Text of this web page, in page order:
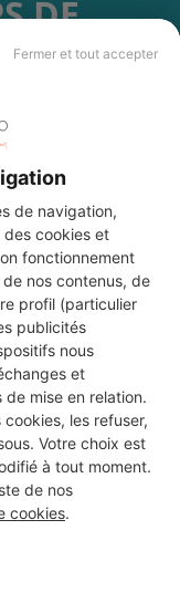
Fermer et tout accepter
de navigation,
des cookies et
fonctionnement
nos contenus, de
profil (particulier
publicités
nous
et
mise en relation.
les refuser,
Votre choix est
à tout moment.
de nos
cookies.
DE
?
notre réseau de 5 000